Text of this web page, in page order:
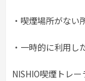
・喫煙場所がない
・一時的に利用し
NISHIO喫煙トレ